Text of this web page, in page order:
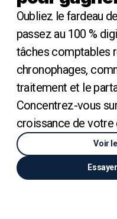
Oubliez le fardeau
passez au 100 %
tâches comptables
chronophages,
traitement et le
Concentrez-vous
croissance de votre
Voir